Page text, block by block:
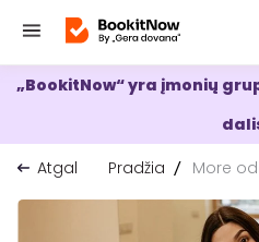
„BookitNow“ yra įmonių
Atgal
Pradžia More